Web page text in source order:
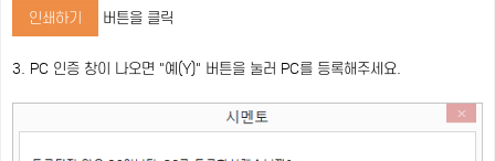
인쇄하기
버튼을 클릭
3. PC 인증 창이 나오면 "예(Y)" 버튼을 눌러 PC를 등록해주세요.